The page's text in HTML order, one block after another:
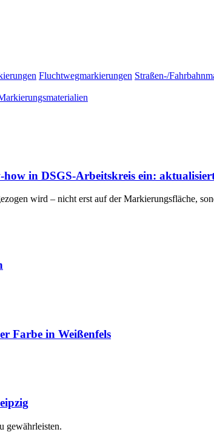
Fluchtwegmarkierungen Straßen-/
in DSGS-Arbeitskreis ein:
wird – nicht erst auf der Markierungsfläche,
Farbe in Weißenfels
gewährleisten.